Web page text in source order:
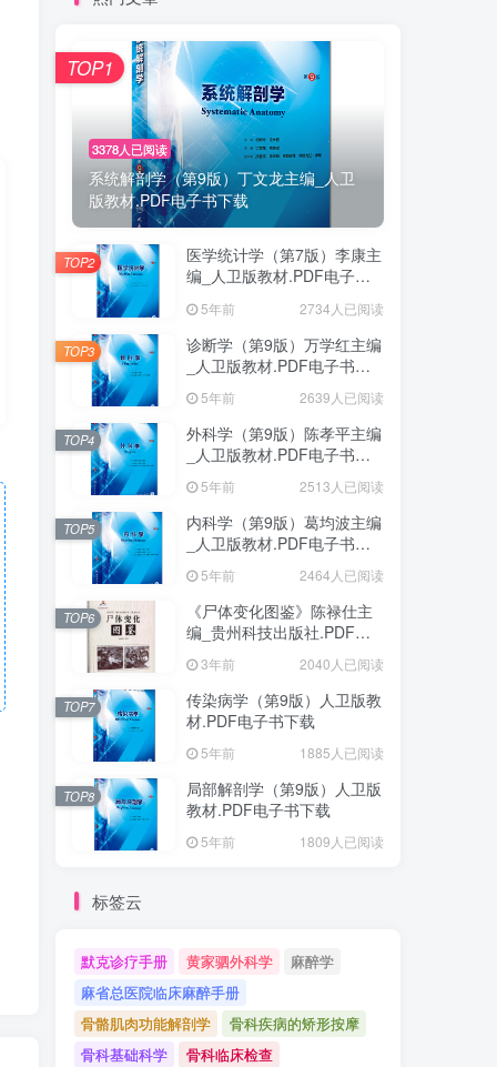
3378人已阅读
系统解剖学（第9版）丁文龙主编_人卫
版教材.PDF电子书下载
TOP1
医学统计学（第7版）李康主
编_人卫版教材.PDF电子书
5年前 2734人已阅读
TOP2
诊断学（第9版）万学红主编
_人卫版教材.PDF电子书下
5年前 2639人已阅读
TOP3
外科学（第9版）陈孝平主编
_人卫版教材.PDF电子书下
5年前 2513人已阅读
TOP4
内科学（第9版）葛均波主编
_人卫版教材.PDF电子书下
5年前 2464人已阅读
TOP5
《尸体变化图鉴》陈禄仕主
编_贵州科技出版社.PDF电
3年前 2040人已阅读
TOP6
传染病学（第9版）人卫版教
材.PDF电子书下载
5年前 1885人已阅读
TOP7
局部解剖学（第9版）人卫版
教材.PDF电子书下载
5年前 1809人已阅读
TOP8
标签云
默克诊疗手册 黄家驷外科学
麻醉学
麻省总医院临床麻醉手册
骨骼肌肉功能解剖学
骨科疾病的矫形按摩
骨科基础科学
骨科临床检查